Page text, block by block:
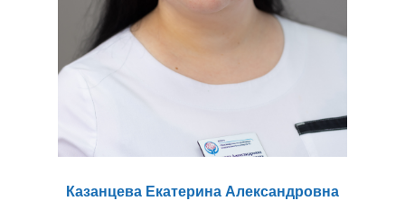
Казанцева Екатерина Александровна